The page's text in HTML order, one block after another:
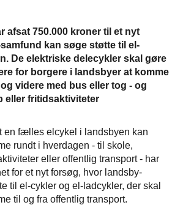
afsat 750.000 kroner til et nyt
kan søge støtte til el-
De elektriske delecykler skal gøre
for borgere i landsbyer at komme
videre med bus eller tog - og
eller fritidsaktiviteter
en fælles elcykel i landsbyen kan
rundt i hverdagen - til skole,
eller offentlig transport - har
for et nyt forsøg, hvor landsby-
til el-cykler og el-ladcykler, der skal
til og fra offentlig transport.